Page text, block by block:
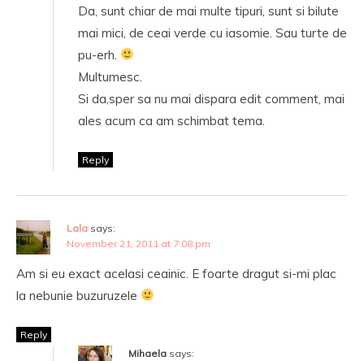
Da, sunt chiar de mai multe tipuri, sunt si bilute
mai mici, de ceai verde cu iasomie. Sau turte de
pu-erh.
Multumesc.
Si da,sper sa nu mai dispara edit comment, mai
ales acum ca am schimbat tema.
Reply
Lala says:
November 21, 2011 at 7:08 pm
Am si eu exact acelasi ceainic. E foarte dragut si-mi plac
la nebunie buzuruzele
Reply
Mihaela says: